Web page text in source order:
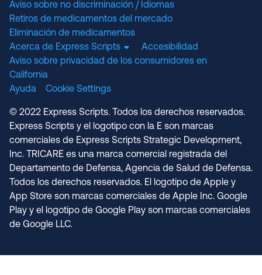
Aviso sobre no discriminación / Idiomas
Retiros de medicamentos del mercado
Eliminación de medicamentos
Acerca de Express Scripts
Accesibilidad
Aviso sobre privacidad de los consumidores en
California
Ayuda
Cookie Settings
© 2022 Express Scripts. Todos los derechos reservados.
Express Scripts y el logotipo con la E son marcas
comerciales de Express Scripts Strategic Development,
Inc. TRICARE es una marca comercial registrada del
Departamento de Defensa, Agencia de Salud de Defensa.
Todos los derechos reservados. El logotipo de Apple y
App Store son marcas comerciales de Apple Inc. Google
Play y el logotipo de Google Play son marcas comerciales
de Google LLC.